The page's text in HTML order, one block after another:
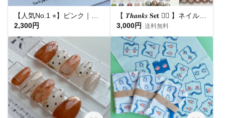
2,300円
3,000円 送料無料